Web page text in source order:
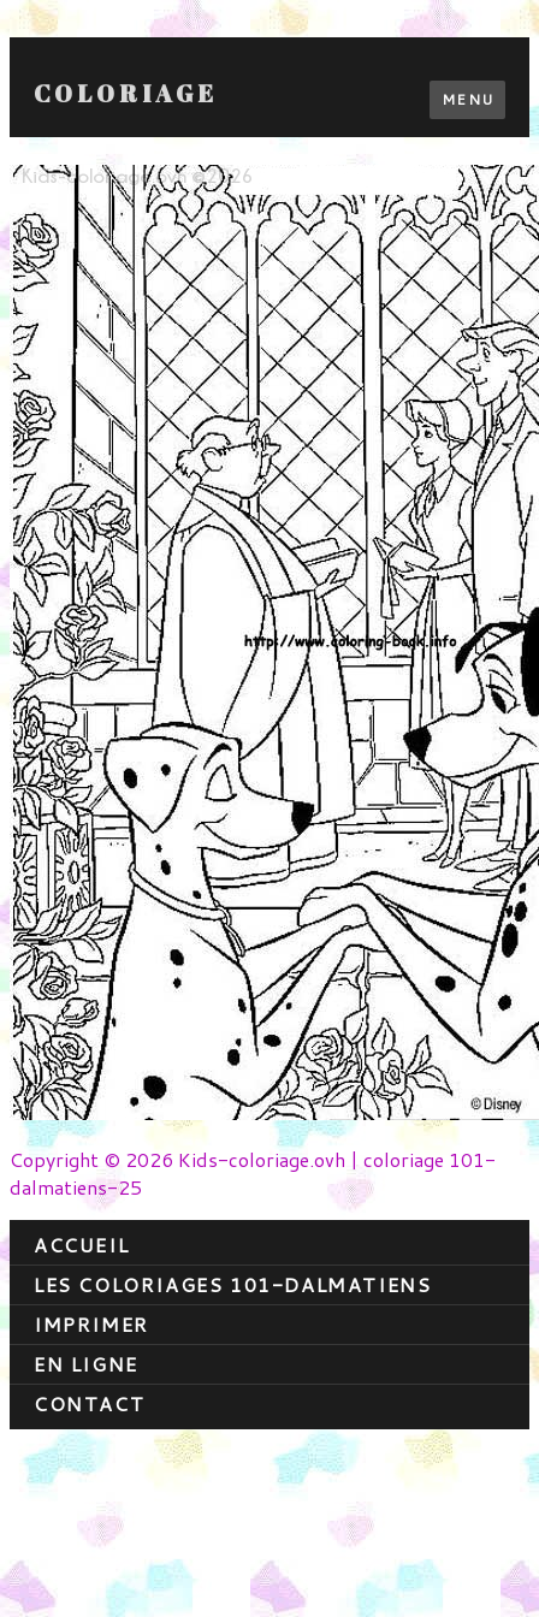
COLORIAGE MENU
Copyright © 2026 Kids-coloriage.ovh | coloriage 101-
dalmatiens-25
ACCUEIL
LES COLORIAGES 101-DALMATIENS
IMPRIMER
EN LIGNE
CONTACT